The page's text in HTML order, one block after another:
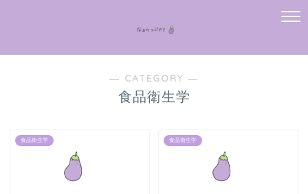
― CATEGORY ―
食品衛生学
食品衛生学 食品衛生学